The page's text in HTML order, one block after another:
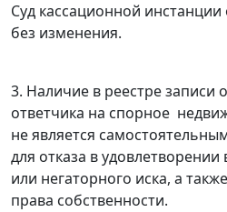
Суд кассационной
без изменения.
3. Наличие в реестре записи
ответчика на спорное
не является
для отказа в
или негаторного иска, а
права собственности.